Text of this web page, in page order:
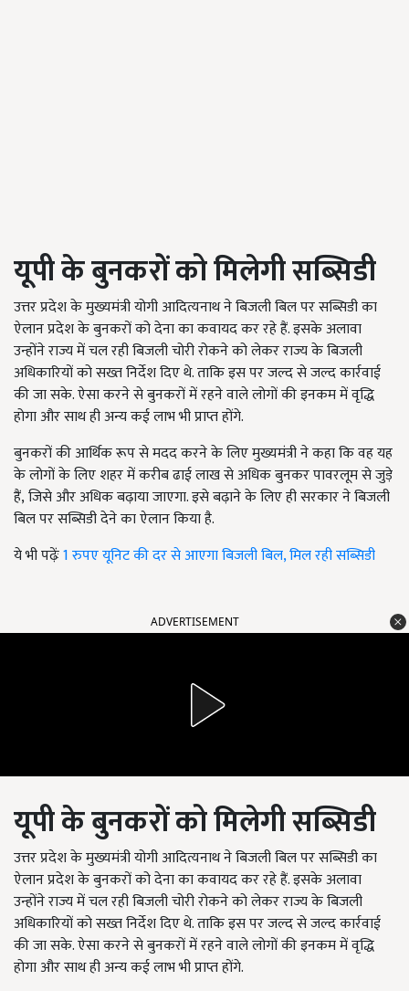
यूपी के बुनकरों को मिलेगी सब्सिडी
उत्तर प्रदेश के मुख्यमंत्री योगी आदित्यनाथ ने बिजली बिल पर सब्सिडी का
ऐलान प्रदेश के बुनकरों को देना का कवायद कर रहे हैं. इसके अलावा
उन्होंने राज्य में चल रही बिजली चोरी रोकने को लेकर राज्य के बिजली
अधिकारियों को सख्त निर्देश दिए थे. ताकि इस पर जल्द से जल्द कार्रवाई
की जा सके. ऐसा करने से बुनकरों में रहने वाले लोगों की इनकम में वृद्धि
होगा और साथ ही अन्य कई लाभ भी प्राप्त होंगे.
बुनकरों की आर्थिक रूप से मदद करने के लिए मुख्यमंत्री ने कहा कि वह यह
के लोगों के लिए शहर में करीब ढाई लाख से अधिक बुनकर पावरलूम से जुड़े
हैं,जिसे और अधिक बढ़ाया जाएगा. इसे बढ़ाने केलिए ही सरकार ने बिजली
बिल पर सब्सिडी देने का ऐलान किया है.
ये भी पढ़ेंः1 रुपए यूनिट की दर से आएगा बिजली बिल, मिल रही सब्सिडी
ADVERTISEMENT
यूपी के बुनकरों को मिलेगी सब्सिडी
उत्तर प्रदेश के मुख्यमंत्री योगी आदित्यनाथ ने बिजली बिल पर सब्सिडी का
ऐलान प्रदेश के बुनकरों को देना का कवायद कर रहे हैं. इसके अलावा
उन्होंने राज्य में चल रही बिजली चोरी रोकने को लेकर राज्य के बिजली
अधिकारियों को सख्त निर्देश दिए थे. ताकि इस पर जल्द से जल्द कार्रवाई
की जा सके. ऐसा करने से बुनकरों में रहने वाले लोगों की इनकम में वृद्धि
होगा और साथ ही अन्य कई लाभ भी प्राप्त होंगे.